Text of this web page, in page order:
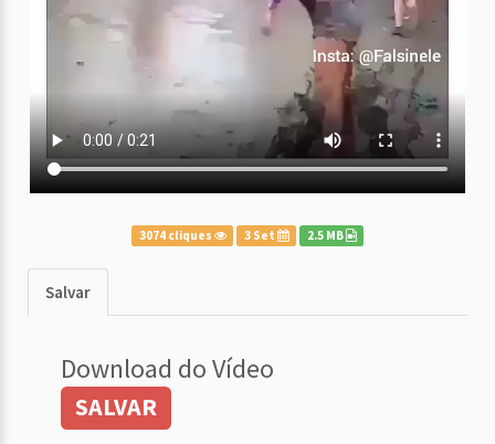
3074 cliques 3 Set 2.5 MB
Salvar
Download do Vídeo
SALVAR